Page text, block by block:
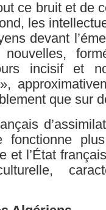
ce bruit et de
les
devant
incisif et
que sur
fonctionne
et l’État